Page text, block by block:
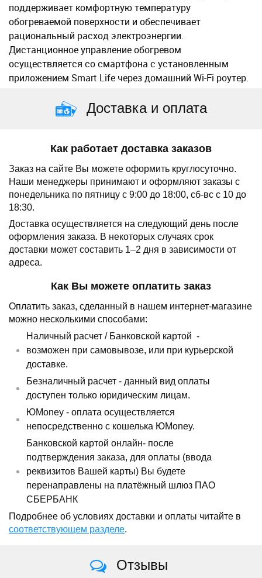
поддерживает комфортную температуру
обогреваемой поверхности и обеспечивает
рациональный расход электроэнергии.
Дистанционное управление обогревом
осуществляется со смартфона с установленным
приложением Smart Life через домашний Wi-Fi роутер.
Доставка и оплата
Как работает доставка заказов
Заказ на сайте Вы можете оформить круглосуточно.
Наши менеджеры принимают и оформляют заказы с
понедельника по пятницу с 9:00 до 18:00, сб-вс с 10 до
18:30.
Доставка осуществляется на следующий день после
оформления заказа. В некоторых случаях срок
доставки может составить 1–2 дня в зависимости от
адреса.
Как Вы можете оплатить заказ
Оплатить заказ, сделанный в нашем интернет-магазине
можно несколькими способами:
Наличный расчет / Банковской картой -
возможен при самовывозе, или при курьерской
доставке.
Безналичный расчет - данный вид оплаты
доступен только юридическим лицам.
ЮMoney - оплата осуществляется
непосредственно с кошелька ЮMoney.
Банковской картой онлайн- после
подтверждения заказа, для оплаты (ввода
реквизитов Вашей карты) Вы будете
перенаправлены на платёжный шлюз ПАО
СБЕРБАНК
Подробнее об условиях доставки и оплаты читайте в
соответствующем разделе.
Отзывы